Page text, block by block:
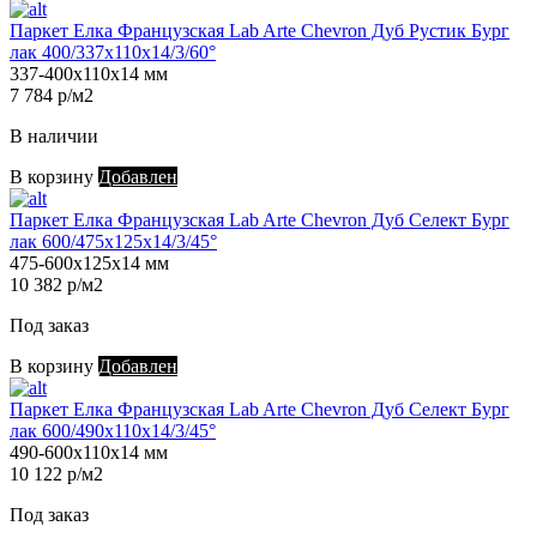
Паркет Елка Французская Lab Arte Chevron Дуб Рустик Бург
лак 400/337х110х14/3/60°
337-400х110х14 мм
7 784 р/м2
В наличии
В корзину Добавлен
Паркет Елка Французская Lab Arte Chevron Дуб Селект Бург
лак 600/475х125х14/3/45°
475-600х125х14 мм
10 382 р/м2
Под заказ
В корзину Добавлен
Паркет Елка Французская Lab Arte Chevron Дуб Селект Бург
лак 600/490х110х14/3/45°
490-600х110х14 мм
10 122 р/м2
Под заказ